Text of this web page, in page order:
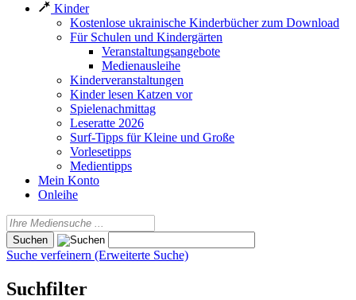
Kinder
Kostenlose ukrainische Kinderbücher zum Download
Für Schulen und Kindergärten
Veranstaltungsangebote
Medienausleihe
Kinderveranstaltungen
Kinder lesen Katzen vor
Spielenachmittag
Leseratte 2026
Surf-Tipps für Kleine und Große
Vorlesetipps
Medientipps
Mein Konto
Onleihe
Suche verfeinern (Erweiterte Suche)
Suchfilter